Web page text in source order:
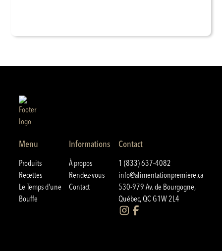
Menu
Produits
Recettes
Le Temps d'une
Bouffe
Informations
À propos
Rendez-vous
Contact
Contact
1 (833) 637-4082
info@alimentationpremiere.ca
530-979 Av. de Bourgogne,
Québec, QC G1W 2L4